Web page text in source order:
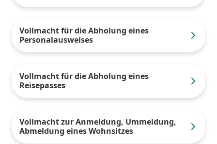
Vollmacht für die Abholung eines
Personalausweises
Vollmacht für die Abholung eines
Reisepasses
Vollmacht zur Anmeldung, Ummeldung,
Abmeldung eines Wohnsitzes